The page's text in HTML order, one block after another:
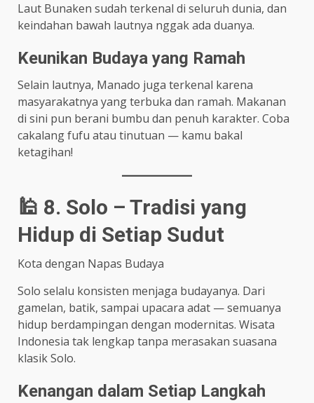
Laut Bunaken sudah terkenal di seluruh dunia, dan
keindahan bawah lautnya nggak ada duanya.
Keunikan Budaya yang Ramah
Selain lautnya, Manado juga terkenal karena
masyarakatnya yang terbuka dan ramah. Makanan
di sini pun berani bumbu dan penuh karakter. Coba
cakalang fufu atau tinutuan — kamu bakal
ketagihan!
🕌 8. Solo – Tradisi yang
Hidup di Setiap Sudut
Kota dengan Napas Budaya
Solo selalu konsisten menjaga budayanya. Dari
gamelan, batik, sampai upacara adat — semuanya
hidup berdampingan dengan modernitas. Wisata
Indonesia tak lengkap tanpa merasakan suasana
klasik Solo.
Kenangan dalam Setiap Langkah